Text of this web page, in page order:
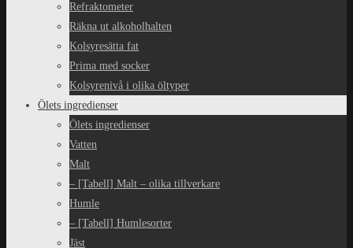
Refraktometer
Räkna ut alkoholhalten
Kolsyresätta fat
Prima med socker
Kolsyrenivå i olika öltyper
Ölets ingredienser
Ölets ingredienser
Vatten
Malt
– [Tabell] Malt – olika tillverkare
Humle
– [Tabell] Humlesorter
Jäst